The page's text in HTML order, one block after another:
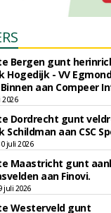
Bergen gunt
Hogedijk - VV
aan Compeer
Dordrecht gunt
Schildman aan CSC
juli 2026
Maastricht gunt
aan Finovi.
juli 2026
Westerveld gunt